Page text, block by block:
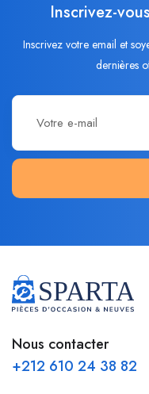
Inscrivez-
Inscrivez votre email et
dernières
Nous contacter
+212 610 24 38 82